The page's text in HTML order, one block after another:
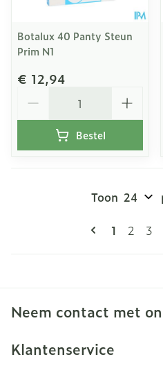
Botalux 40 Panty Steun
Prim N1
€ 12,94
Bestel
U lees
1 Pagina
2 3
Toon
Neem contact met
Klantenservice